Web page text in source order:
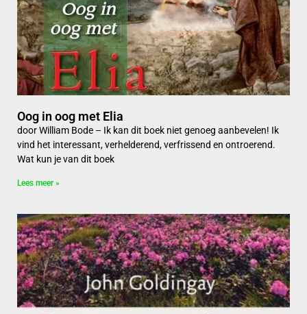
Oog in oog met Elia
door William Bode – Ik kan dit boek niet genoeg aanbevelen! Ik
vind het interessant, verhelderend, verfrissend en ontroerend.
Wat kun je van dit boek
Lees meer »